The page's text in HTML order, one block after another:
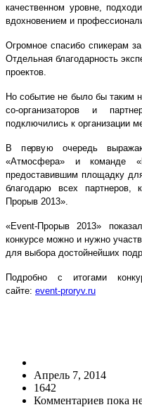
качественном уровне,
вдохновением и
Огромное спасибо спикерам
Отдельная благодарность
проектов.
Но событие не было бы таким
со-организаторов и
подключились к организации
В первую очередь
«Атмосфера» и команде
предоставившим площадку
благодарю всех партнеров,
Прорыв 2013».
«Event-Прорыв 2013»
конкурсе можно и нужно
для выбора достойнейших
Подробно с итогами
сайте: event-proryv.ru
Апрель 7, 2014
1642
Комментариев пока